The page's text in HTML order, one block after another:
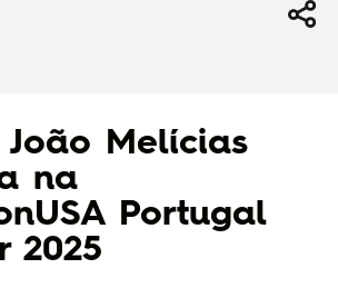
Melícias
na
Portugal
2025